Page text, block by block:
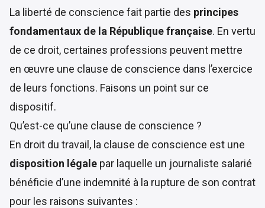
La liberté de conscience fait partie des principes
fondamentaux de la République française. En vertu
de ce droit, certaines professions peuvent mettre
en œuvre une clause de conscience dans l’exercice
de leurs fonctions. Faisons un point sur ce
dispositif.
Qu’est-ce qu’une clause de conscience ?
En droit du travail, la clause de conscience est une
disposition légale par laquelle un journaliste salarié
bénéficie d’une indemnité à la rupture de son contrat
pour les raisons suivantes :